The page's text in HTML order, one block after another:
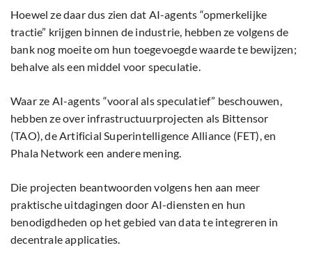
Hoewel ze daar dus zien dat AI-agents “opmerkelijke
tractie” krijgen binnen de industrie, hebben ze volgens de
bank nog moeite om hun toegevoegde waarde te bewijzen;
behalve als een middel voor speculatie.
Waar ze AI-agents “vooral als speculatief” beschouwen,
hebben ze over infrastructuurprojecten als Bittensor
(TAO), de Artificial Superintelligence Alliance (FET), en
Phala Network een andere mening.
Die projecten beantwoorden volgens hen aan meer
praktische uitdagingen door AI-diensten en hun
benodigdheden op het gebied van data te integreren in
decentrale applicaties.